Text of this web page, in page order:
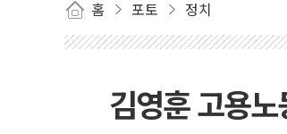
홈 포토 정치
김영훈 고용